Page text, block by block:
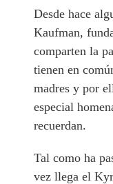
Desde hace
Kaufman,
comparten la
tienen en
madres y por
especial
recuerdan.
Tal como ha
vez llega el